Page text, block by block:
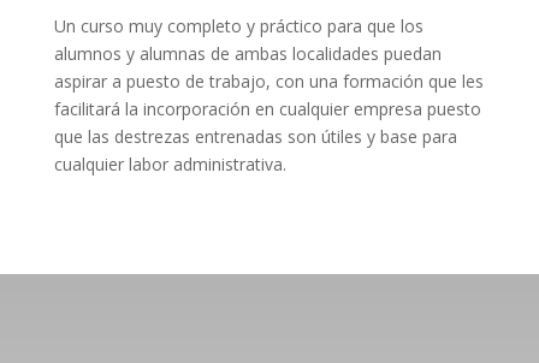
Un curso muy completo y práctico para que los
alumnos y alumnas de ambas localidades puedan
aspirar a puesto de trabajo, con una formación que les
facilitará la incorporación en cualquier empresa puesto
que las destrezas entrenadas son útiles y base para
cualquier labor administrativa.